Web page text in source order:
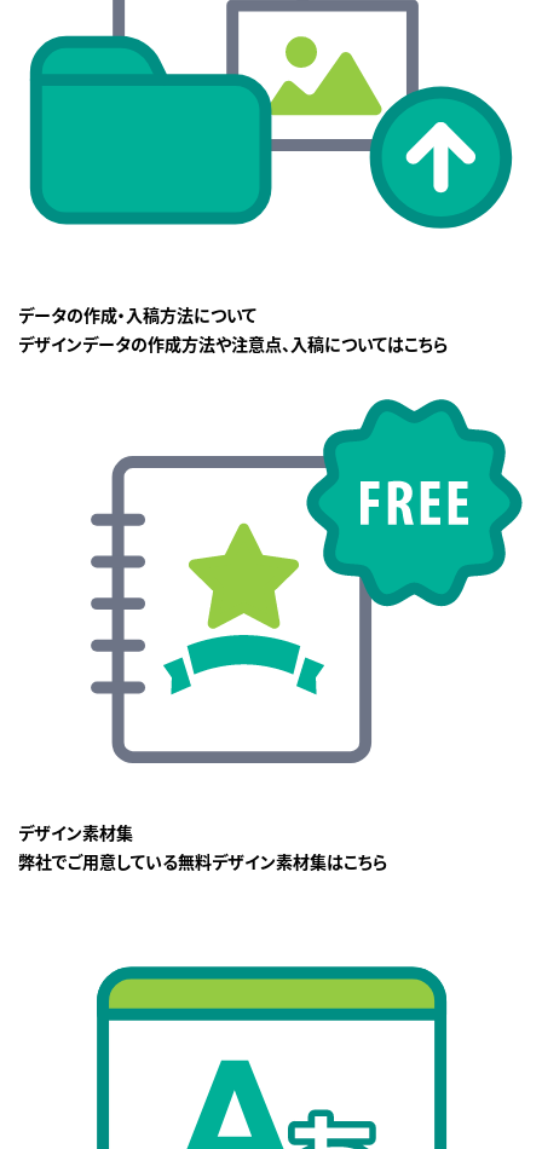
データの作成・入稿方法について
デザインデータの作成方法や注意点、入稿についてはこちら
デザイン素材集
弊社でご用意している無料デザイン素材集はこちら